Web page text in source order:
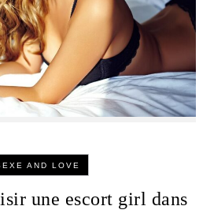
AND LOVE
une escort girl dans